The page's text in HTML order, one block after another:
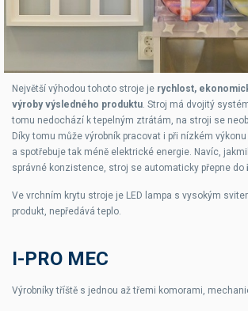
Největší výhodou tohoto stroje je rychlost,
výroby výsledného produktu. Stroj má dvojitý
tomu nedochází k tepelným ztrátám, na stroji se
Díky tomu může výrobník pracovat i při nízkém
a spotřebuje tak méně elektrické energie. Navíc,
správné konzistence, stroj se automaticky přepne do
Ve vrchním krytu stroje je LED lampa s vysokým
produkt, nepředává teplo.
I-PRO MEC
Výrobníky tříště s jednou až třemi komorami,